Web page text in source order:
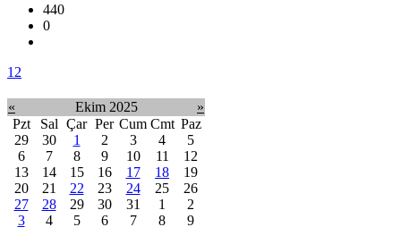
440
0
1 2
« Ekim 2025
»
Pzt
Sal Çar Per Cum Cmt Paz
29
30 1 2 3 4
5
6
7 8 9 10 11
12
13
14 15 16 17 18
19
20
21 22 23 24 25
26
27
28 29 30 31 1
2
3
4 5 6 7 8 9